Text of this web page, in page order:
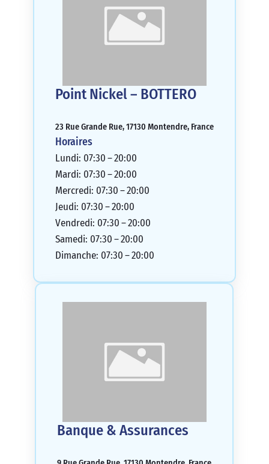
Point Nickel – BOTTERO
23 Rue Grande Rue, 17130 Montendre, France
Horaires
Lundi: 07:30 – 20:00
Mardi: 07:30 – 20:00
Mercredi: 07:30 – 20:00
Jeudi: 07:30 – 20:00
Vendredi: 07:30 – 20:00
Samedi: 07:30 – 20:00
Dimanche: 07:30 – 20:00
Banque & Assurances